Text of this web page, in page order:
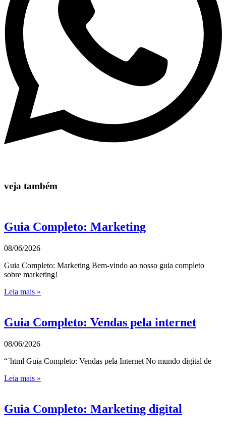
veja também
Guia Completo: Marketing
08/06/2026
Guia Completo: Marketing Bem-vindo ao nosso guia completo
sobre marketing!
Leia mais »
Guia Completo: Vendas pela internet
08/06/2026
“`html Guia Completo: Vendas pela Internet No mundo digital de
Leia mais »
Guia Completo: Marketing digital